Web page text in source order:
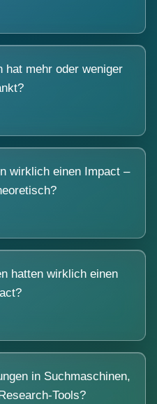
hat mehr oder weniger
wirklich einen Impact –
hatten wirklich einen
in Suchmaschinen,
Tools?